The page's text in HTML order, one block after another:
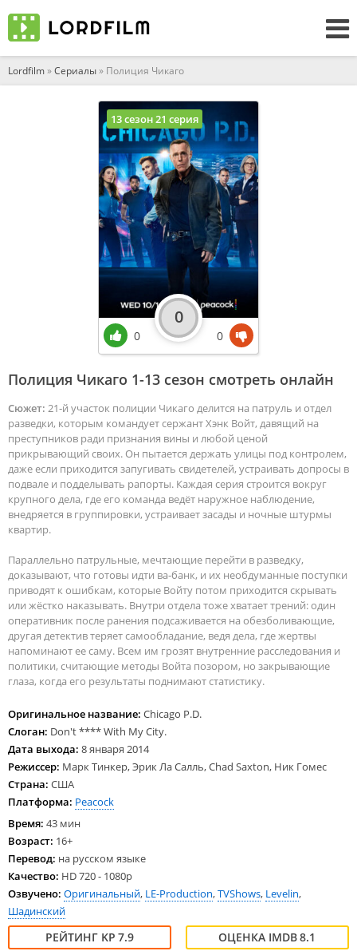
Lordfilm»Сериалы» Полиция Чикаго
Полиция Чикаго 1-13 сезон смотреть онлайн
Сюжет: 21‐й участок полиции Чикаго делится на патруль и отдел
разведки, которым командует сержант Хэнк Войт, давящий на
преступников ради признания вины и любой ценой
прикрывающий своих. Он пытается держать улицы под контролем,
даже если приходится запугивать свидетелей, устраивать допросы в
подвале и подделывать рапорты. Каждая серия строится вокруг
крупного дела, где его команда ведёт наружное наблюдение,
внедряется в группировки, устраивает засады и ночные штурмы
квартир.
Параллельно патрульные, мечтающие перейти в разведку,
доказывают, что готовы идти ва‐банк, и их необдуманные поступки
приводят к ошибкам, которые Войту потом приходится скрывать
или жёстко наказывать. Внутри отдела тоже хватает трений: один
оперативник после ранения подсаживается на обезболивающие,
другая детектив теряет самообладание, ведя дела, где жертвы
напоминают ее саму. Всем им грозят внутренние расследования и
политики, считающие методы Войта позором, но закрывающие
глаза, когда его результаты поднимают статистику.
Оригинальное название: Chicago P.D.
Слоган: Don't **** With My City.
Дата выхода: 8 января 2014
Режиссер: Марк Тинкер, Эрик Ла Салль, Chad Saxton, Ник Гомес
Страна: США
Платформа: Peacock
Время: 43 мин
Возраст: 16+
Перевод: на русском языке
Качество: HD 720 - 1080p
Озвучено: Оригинальный, LE-Production,TVShows, Levelin,
Шадинский
7.9 8.1
13 сезон 21 серия
0
0
0